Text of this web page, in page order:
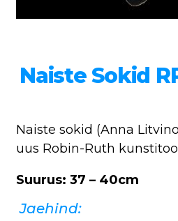
Naiste Sokid
Naiste sokid (Anna
uus Robin-Ruth
Suurus: 37 – 40cm
Jaehind: